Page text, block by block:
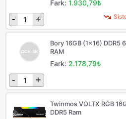
Fark:1.930,79₺
- +
Bory 16GB (1x16) DDR5
RAM
Fark: 2.178,79₺
- +
Twinmos VOLTX RGB
DDR5 Ram